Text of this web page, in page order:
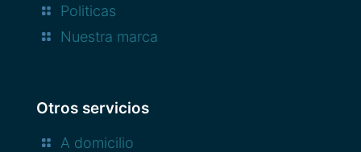
Politicas
Nuestra marca
Otros servicios
A domicilio